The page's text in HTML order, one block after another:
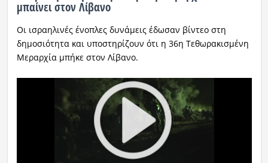
μπαίνει στον Λίβανο
Οι ισραηλινές ένοπλες δυνάμεις έδωσαν βίντεο στη
δημοσιότητα και υποστηρίζουν ότι η 36η Τεθωρακισμένη
Μεραρχία μπήκε στον Λίβανο.